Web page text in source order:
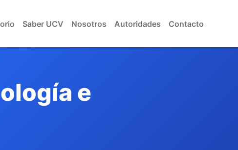
Saber UCV Nosotros Autoridades Contacto
e